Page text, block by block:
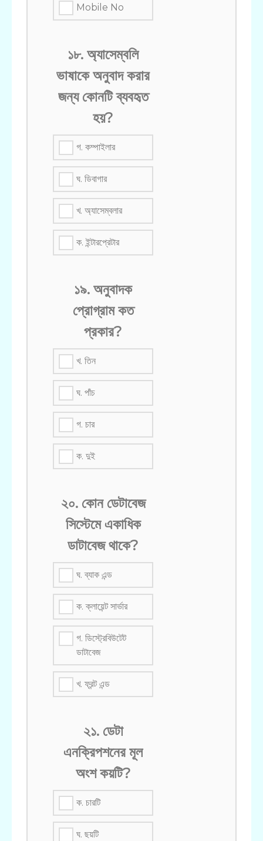
Mobile No
১৮. অ্যাসেম্বলি
ভাষাকে অনুবাদ করার
জন্য কোনটি ব্যবহৃত
হয়?
গ. কম্পাইলার
ঘ. ডিবাগার
খ. অ্যাসেম্বলার
ক. ইন্টারপ্রেটার
১৯. অনুবাদক
প্রোগ্রাম কত
প্রকার?
খ. তিন
ঘ. পাঁচ
গ. চার
ক. দুই
২০. কোন ডেটাবেজ
সিস্টেমে একাধিক
ডাটাবেজ থাকে?
ঘ. ব্যাক এন্ড
ক. ক্লায়েন্ট সার্ভার
গ. ডিস্ট্রেবিউটেট
ডাটাবেজ
খ. ফ্রন্ট এন্ড
২১. ডেটা
এনক্রিপশনের মূল
অংশ কয়টি?
ক. চারটি
ঘ. ছয়টি